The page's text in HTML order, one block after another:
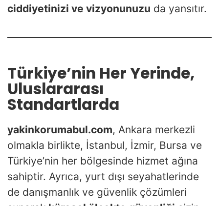
ciddiyetinizi ve vizyonunuzu da yansıtır.
Türkiye’nin Her Yerinde,
Uluslararası
Standartlarda
yakinkorumabul.com, Ankara merkezli
olmakla birlikte, İstanbul, İzmir, Bursa ve
Türkiye’nin her bölgesinde hizmet ağına
sahiptir. Ayrıca, yurt dışı seyahatlerinde
de danışmanlık ve güvenlik çözümleri